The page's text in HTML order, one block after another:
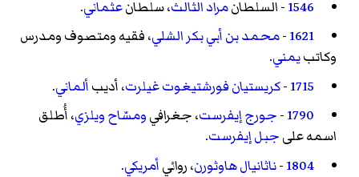
1546- السلطانمراد الثالث، سلطانعثماني.
1621
-محمد بن أبي بكر الشلي، فقيه ومتصوف ومدرس
وكاتبيمني.
1715
-كريستيان فورشتيغوت غيلرت، أديبألماني.
1790
-جورج إيفرست، جغرافيومسّاحويلزي، أُطلق
اسمه علىجبل إيفرست.
1804
-ناثانيال هاوثورن، روائيأمريكي.